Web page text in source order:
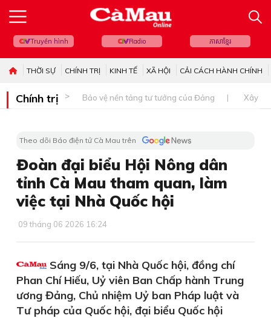
Truyền hình Radio ភាសាខ្មែរ
THỜI SỰ CHÍNH TRỊ KINH TẾ XÃ HỘI CẢI CÁCH HÀNH CHÍNH
Chính trị Bảo vệ nền tảng tư tưởng của Đảng Xây
Theo dõi Báo điện tử Cà Mau trên
Đoàn đại biểu Hội Nông dân
tỉnh Cà Mau tham quan, làm
việc tại Nhà Quốc hội
09 tháng 06 2026 16:24
Sáng 9/6, tại Nhà Quốc hội, đồng chí
Phan Chí Hiếu, Uỷ viên Ban Chấp hành Trung
ương Đảng, Chủ nhiệm Uỷ ban Pháp luật và
Tư pháp của Quốc hội, đại biểu Quốc hội